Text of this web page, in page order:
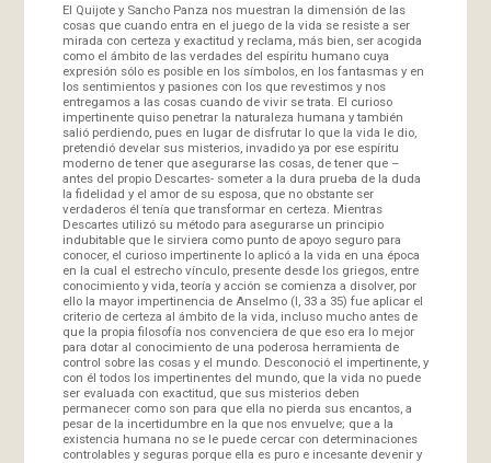
El Quijote y Sancho Panza nos muestran la dimensión de las
cosas que cuando entra en el juego de la vida se resiste a ser
mirada con certeza y exactitud y reclama, más bien, ser acogida
como el ámbito de las verdades del espíritu humano cuya
expresión sólo es posible en los símbolos, en los fantasmas y en
los sentimientos y pasiones con los que revestimos y nos
entregamos a las cosas cuando de vivir se trata. El curioso
impertinente quiso penetrar la naturaleza humana y también
salió perdiendo, pues en lugar de disfrutar lo que la vida le dio,
pretendió develar sus misterios, invadido ya por ese espíritu
moderno de tener que asegurarse las cosas, de tener que –
antes del propio Descartes- someter a la dura prueba de la duda
la fidelidad y el amor de su esposa, que no obstante ser
verdaderos él tenía que transformar en certeza. Mientras
Descartes utilizó su método para asegurarse un principio
indubitable que le sirviera como punto de apoyo seguro para
conocer, el curioso impertinente lo aplicó a la vida en una época
en la cual el estrecho vínculo, presente desde los griegos, entre
conocimiento y vida, teoría y acción se comienza a disolver, por
ello la mayor impertinencia de Anselmo (I, 33 a 35) fue aplicar el
criterio de certeza al ámbito de la vida, incluso mucho antes de
que la propia filosofía nos convenciera de que eso era lo mejor
para dotar al conocimiento de una poderosa herramienta de
control sobre las cosas y el mundo. Desconoció el impertinente, y
con él todos los impertinentes del mundo, que la vida no puede
ser evaluada con exactitud, que sus misterios deben
permanecer como son para que ella no pierda sus encantos, a
pesar de la incertidumbre en la que nos envuelve; que a la
existencia humana no se le puede cercar con determinaciones
controlables y seguras porque ella es puro e incesante devenir y